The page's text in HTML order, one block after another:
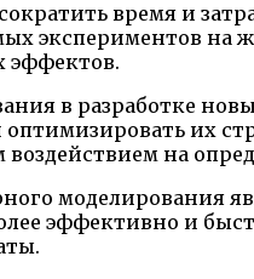
время и
экспериментов
эффектов.
в разработке
их
воздействием на
моделирования
эффективно и